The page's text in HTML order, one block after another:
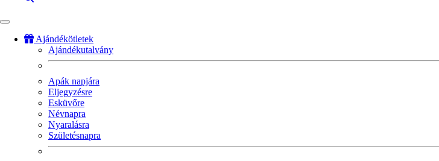
Ajándékötletek
Ajándékutalvány
Apák napjára
Eljegyzésre
Esküvőre
Névnapra
Nyaralásra
Születésnapra